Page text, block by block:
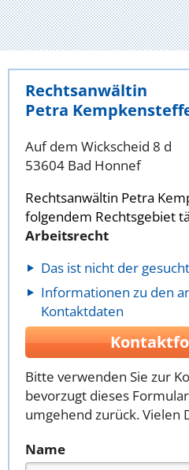
Rechtsanwältin
Petra
Auf dem Wickscheid 8 d
53604 Bad Honnef
Rechtsanwältin Petra
folgendem Rechtsgebiet
Arbeitsrecht
Das ist nicht der
Informationen zu den
Kontaktdaten
Bitte verwenden Sie zur
bevorzugt dieses
umgehend zurück. Vielen
Name